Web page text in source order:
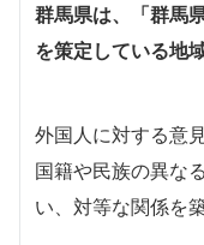
群馬県は、「群馬
を策定している地域
外国人に対する意
国籍や民族の異な
い、対等な関係を